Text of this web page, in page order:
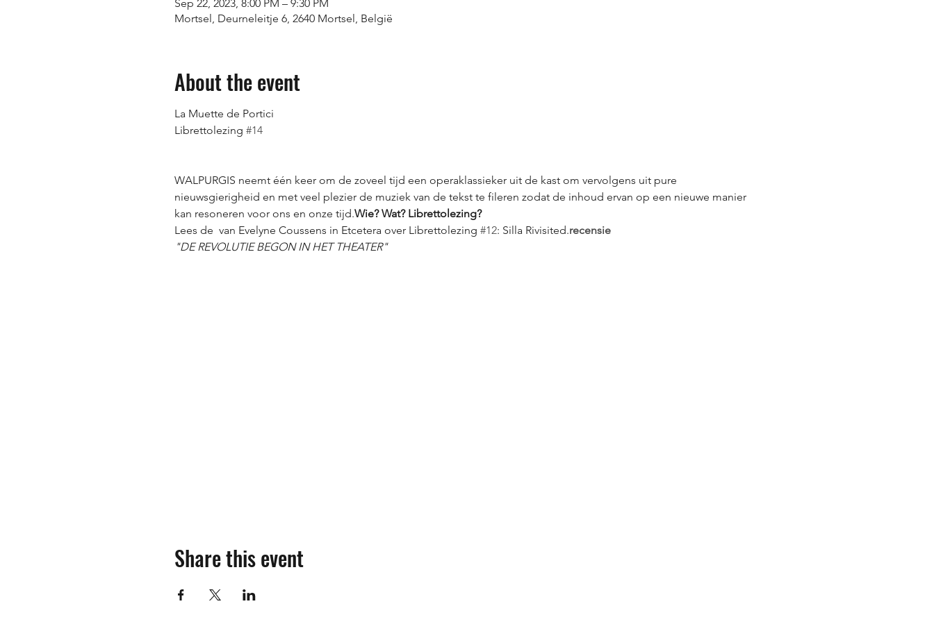
Sep 22, 2023, 8:00 PM – 9:30 PM
Mortsel, Deurneleitje 6, 2640 Mortsel, België
About the event
La Muette de Portici
Librettolezing #14
WALPURGIS neemt één keer om de zoveel tijd een operaklassieker uit de kast om vervolgens uit pure
nieuwsgierigheid en met veel plezier de muziek van de tekst te fileren zodat de inhoud ervan op een nieuwe manier
kan resoneren voor ons en onze tijd.Wie? Wat? Librettolezing?
Lees de van Evelyne Coussens in Etcetera over Librettolezing #12: Silla Rivisited.recensie
"DE REVOLUTIE BEGON IN HET THEATER"
Share this event